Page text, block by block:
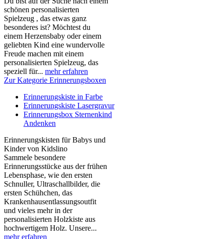
schönen personalisierten
Spielzeug , das etwas ganz
besonderes ist? Möchtest du
einem Herzensbaby oder einem
geliebten Kind eine wundervolle
Freude machen mit einem
personalisierten Spielzeug, das
speziell für... mehr erfahren
Zur Kategorie Erinnerungsboxen
Erinnerungskiste in Farbe
Erinnerungskiste Lasergravur
Erinnerungsbox Sternenkind
Andenken
Erinnerungskisten für Babys und
Kinder von Kidslino
Sammele besondere
Erinnerungsstücke aus der frühen
Lebensphase, wie den ersten
Schnuller, Ultraschallbilder, die
ersten Schühchen, das
Krankenhausentlassungsoutfit
und vieles mehr in der
personalisierten Holzkiste aus
hochwertigem Holz. Unsere...
mehr erfahren